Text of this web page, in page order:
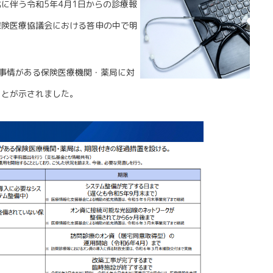
伴う令和5年4月1日からの診療報
医療協議会における答申の中で明
がある保険医療機関・薬局に対
が示されました。